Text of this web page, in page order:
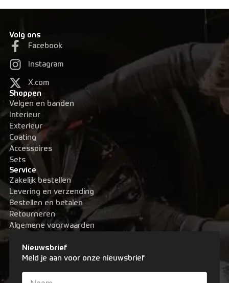
Volg ons
Facebook
Instagram
X.com
Shoppen
Velgen en banden
Interieur
Exterieur
Coating
Accessoires
Sets
Service
Zakelijk bestellen
Levering en verzending
Bestellen en betalen
Retourneren
Algemene voorwaarden
Nieuwsbrief
Meld je aan voor onze nieuwsbrief